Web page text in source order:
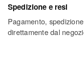
Spedizione e resi
Pagamento,
direttamente dal